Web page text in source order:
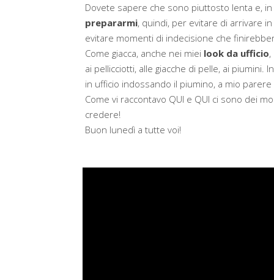
Dovete sapere che sono piuttosto lenta e,
prepararmi, quindi, per evitare di arrivare
evitare momenti di indecisione che
Come giacca, anche nei miei look da ufficio
ai pellicciotti, alle giacche di pelle, ai
in ufficio indossando il piumino, a mio
Come vi raccontavo QUI e QUI ci sono dei
credere!
Buon lunedì a tutte voi!